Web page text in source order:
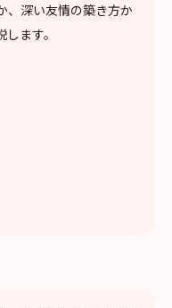
、深い友情の築き方か
ます。